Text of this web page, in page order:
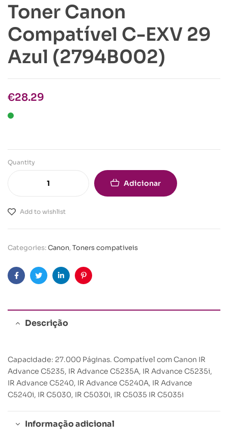
Toner Canon
Compatível C-EXV 29
Azul (2794B002)
€28.29
Quantity
Adicionar
Add to wishlist
Categories:Canon,Toners compativeis
FacebookTwitterLinkedinPinterest
Descrição
Capacidade: 27.000 Páginas. Compatível com Canon IR
Advance C5235, IR Advance C5235A, IR Advance C5235i,
IR Advance C5240, IR Advance C5240A, IR Advance
C5240i, IR C5030, IR C5030i, IR C5035 IR C5035i
Informação adicional